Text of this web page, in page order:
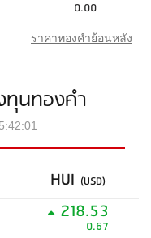
0.00
ราคาทองคำย้อนหลัง
ทุนทองคำ
HUI (USD)
218.53
0.67